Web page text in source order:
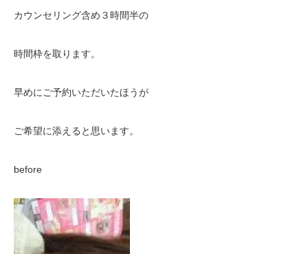
カウンセリング含め３時間半の
時間枠を取ります。
早めにご予約いただいたほうが
ご希望に添えると思います。
before